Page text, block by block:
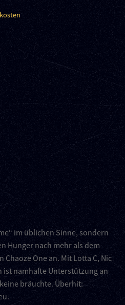
im üblichen Sinne, sondern
Hunger nach mehr als dem
One an. Mit Lotta C, Nic
ist namhafte Unterstützung an
bräuchte. Überhit: